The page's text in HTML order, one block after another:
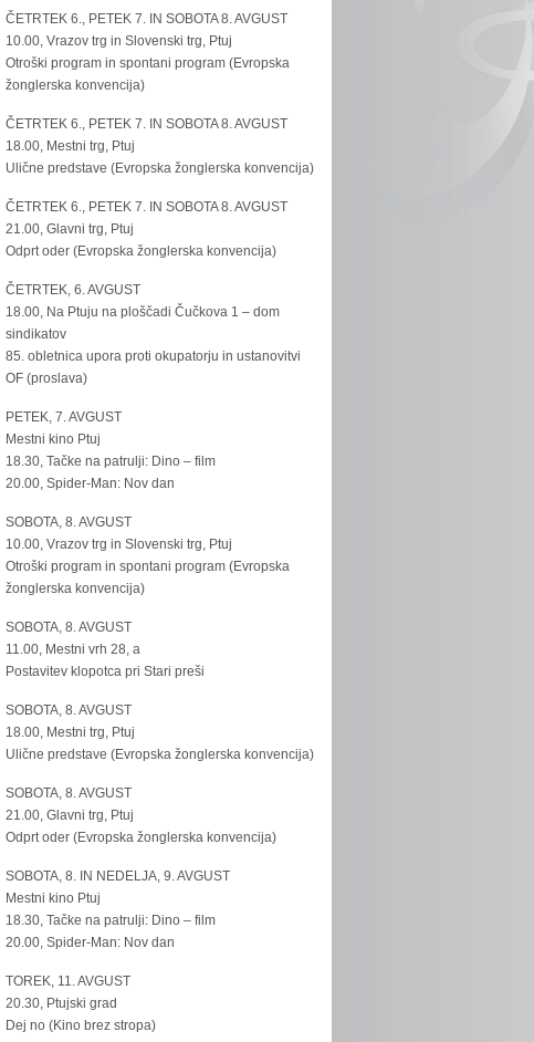
ČETRTEK 6., PETEK 7. IN SOBOTA 8. AVGUST
10.00, Vrazov trg in Slovenski trg, Ptuj
Otroški program in spontani program (Evropska
žonglerska konvencija)
ČETRTEK 6., PETEK 7. IN SOBOTA 8. AVGUST
18.00, Mestni trg, Ptuj
Ulične predstave (Evropska žonglerska konvencija)
ČETRTEK 6., PETEK 7. IN SOBOTA 8. AVGUST
21.00, Glavni trg, Ptuj
Odprt oder (Evropska žonglerska konvencija)
ČETRTEK, 6. AVGUST
18.00, Na Ptuju na ploščadi Čučkova 1 – dom
sindikatov
85. obletnica upora proti okupatorju in ustanovitvi
OF (proslava)
PETEK, 7. AVGUST
Mestni kino Ptuj
18.30, Tačke na patrulji: Dino – film
20.00, Spider-Man: Nov dan
SOBOTA, 8. AVGUST
10.00, Vrazov trg in Slovenski trg, Ptuj
Otroški program in spontani program (Evropska
žonglerska konvencija)
SOBOTA, 8. AVGUST
11.00, Mestni vrh 28, a
Postavitev klopotca pri Stari preši
SOBOTA, 8. AVGUST
18.00, Mestni trg, Ptuj
Ulične predstave (Evropska žonglerska konvencija)
SOBOTA, 8. AVGUST
21.00, Glavni trg, Ptuj
Odprt oder (Evropska žonglerska konvencija)
SOBOTA, 8. IN NEDELJA, 9. AVGUST
Mestni kino Ptuj
18.30, Tačke na patrulji: Dino – film
20.00, Spider-Man: Nov dan
TOREK, 11. AVGUST
20.30, Ptujski grad
Dej no (Kino brez stropa)